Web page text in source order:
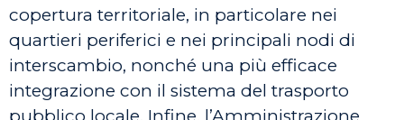
copertura territoriale, in particolare nei
quartieri periferici e nei principali nodi di
interscambio, nonché una più efficace
integrazione con il sistema del trasporto